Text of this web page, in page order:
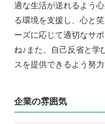
適な生活が送れるよう
る環境を支援し、心と
ーズに応じて適切なサ
ね♪また、自己反省と学
スを提供できるよう努
企業の雰囲気